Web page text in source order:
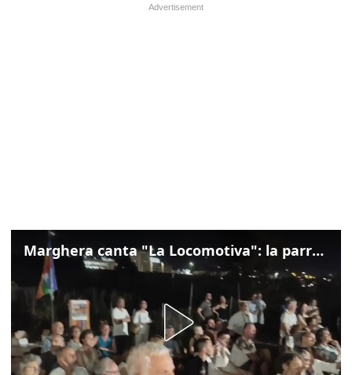
Marghera canta "La Locomotiva": la parrocchia della Cita ricorda Guccini